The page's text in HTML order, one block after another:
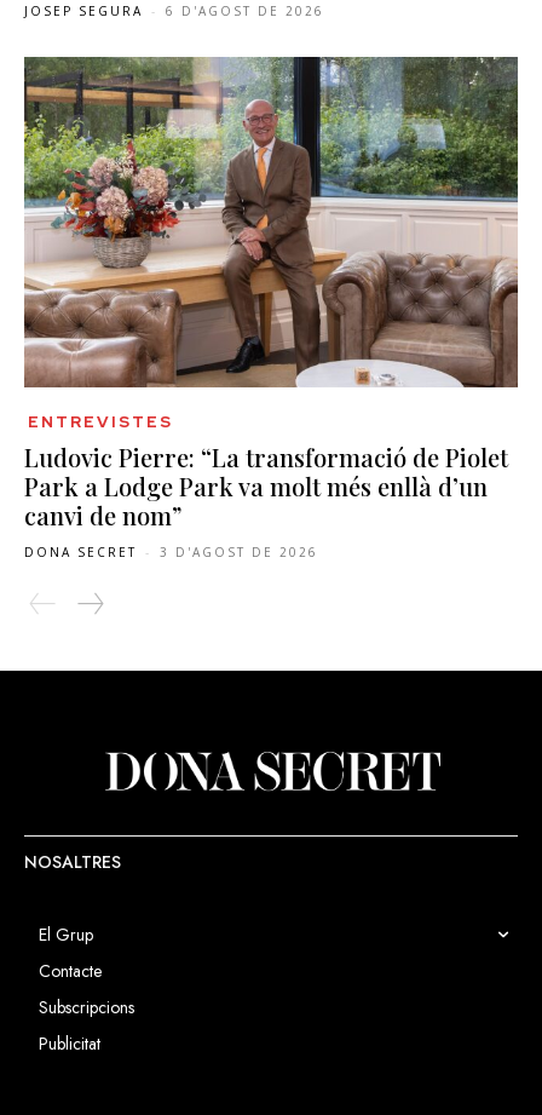
JOSEP SEGURA - 6 D'AGOST DE 2026
ENTREVISTES
Ludovic Pierre: “La transformació de Piolet
Park a Lodge Park va molt més enllà d’un
canvi de nom”
DONA SECRET - 3 D'AGOST DE 2026
NOSALTRES
El Grup
Contacte
Subscripcions
Publicitat